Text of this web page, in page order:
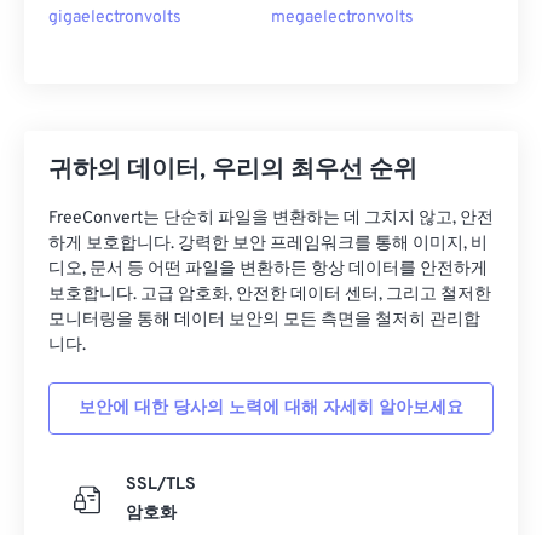
gigaelectronvolts
megaelectronvolts
귀하의 데이터, 우리의 최우선 순위
FreeConvert는 단순히 파일을 변환하는 데 그치지 않고, 안전
하게 보호합니다. 강력한 보안 프레임워크를 통해 이미지, 비
디오, 문서 등 어떤 파일을 변환하든 항상 데이터를 안전하게
보호합니다. 고급 암호화, 안전한 데이터 센터, 그리고 철저한
모니터링을 통해 데이터 보안의 모든 측면을 철저히 관리합
니다.
보안에 대한 당사의 노력에 대해 자세히 알아보세요
SSL/TLS
암호화